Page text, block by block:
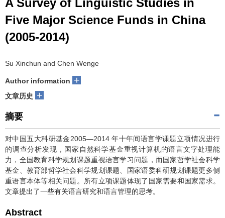
A Survey of Linguistic Studies in
Five Major Science Funds in China
(2005-2014)
Su Xinchun and Chen Wenge
Author information +
文章历史 +
摘要
对中国五大科研基金2005—2014 年十年间语言学课题立项情况进行
的调查分析发现，国家自然科学基金重视计算机的语言文字处理能
力，全国教育科学规划课题重视语言学习问题，而国家哲学社会科学
基金、教育部哲学社会科学规划课题、国家语委科研规划课题更多侧
重语言本体等相关问题。所有立项课题体现了国家需要和国家需求。
文章提出了一些有关语言研究和语言管理的思考。
Abstract